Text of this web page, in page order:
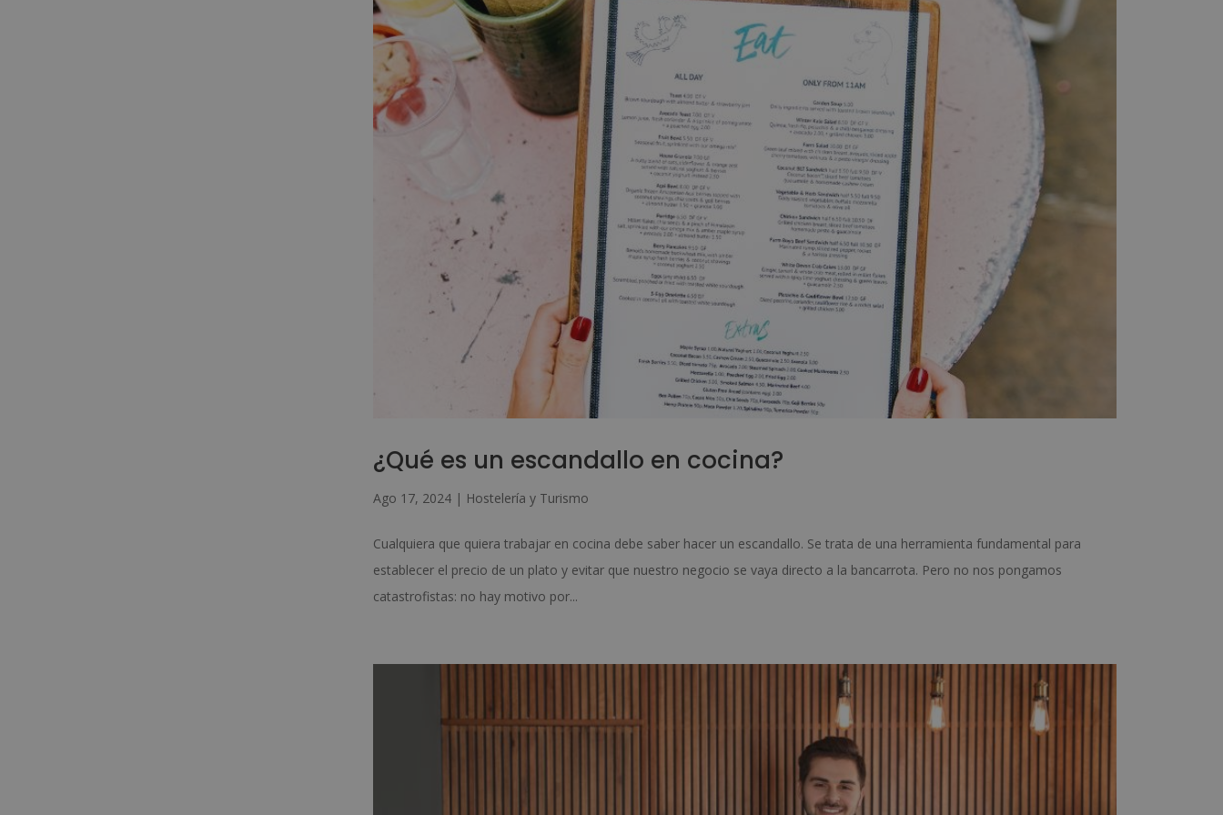
¿Qué es un escandallo en cocina?
Ago 17, 2024| Hostelería y Turismo
Cualquiera que quiera trabajar en cocina debe saber hacer un escandallo. Se trata de una herramienta fundamental para
establecer el precio de un plato y evitar que nuestro negocio se vaya directo a la bancarrota. Pero no nos pongamos
catastrofistas: no hay motivo por...